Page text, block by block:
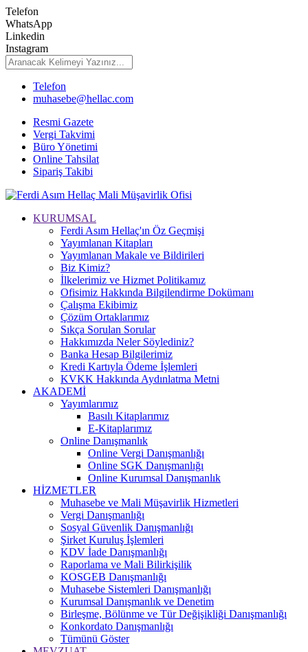
Telefon
WhatsApp
Linkedin
Instagram
Telefon
muhasebe@hellac.com
Resmi Gazete
Vergi Takvimi
Büro Yönetimi
Online Tahsilat
Sipariş Takibi
KURUMSAL
Ferdi Asım Hellaç'ın Öz Geçmişi
Yayımlanan Kitapları
Yayımlanan Makale ve Bildirileri
Biz Kimiz?
İlkelerimiz ve Hizmet Politikamız
Ofisimiz Hakkında Bilgilendirme Dokümanı
Çalışma Ekibimiz
Çözüm Ortaklarımız
Sıkça Sorulan Sorular
Hakkımızda Neler Söylediniz?
Banka Hesap Bilgilerimiz
Kredi Kartıyla Ödeme İşlemleri
KVKK Hakkında Aydınlatma Metni
AKADEMİ
Yayımlarımız
Basılı Kitaplarımız
E-Kitaplarımız
Online Danışmanlık
Online Vergi Danışmanlığı
Online SGK Danışmanlığı
Online Kurumsal Danışmanlık
HİZMETLER
Muhasebe ve Mali Müşavirlik Hizmetleri
Vergi Danışmanlığı
Sosyal Güvenlik Danışmanlığı
Şirket Kuruluş İşlemleri
KDV İade Danışmanlığı
Raporlama ve Mali Bilirkişilik
KOSGEB Danışmanlığı
Muhasebe Sistemleri Danışmanlığı
Kurumsal Danışmanlık ve Denetim
Birleşme, Bölünme ve Tür Değişikliği Danışmanlığı
Konkordato Danışmanlığı
Tümünü Göster